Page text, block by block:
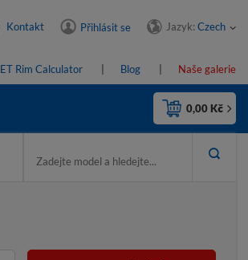
Kontakt Přihlásit se Jazyk: Czech
ET Rim Calculator Blog Naše galerie
0,00 Kč